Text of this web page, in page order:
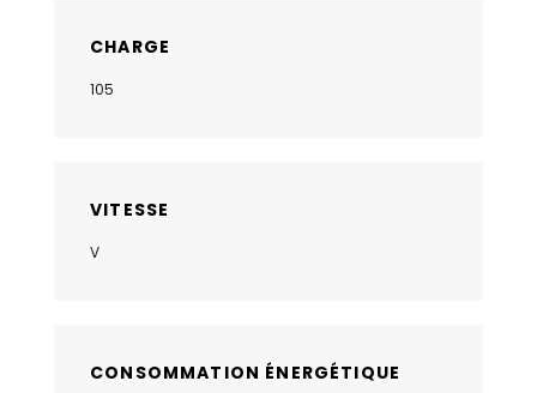
CHARGE
105
VITESSE
V
CONSOMMATION ÉNERGÉTIQUE